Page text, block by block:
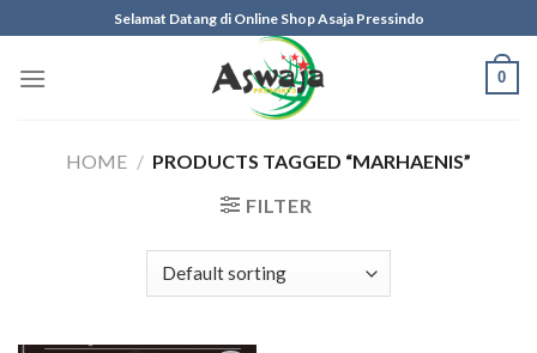
to
content
Selamat Datang di Online Shop Asaja Pressindo
0
HOME / PRODUCTS TAGGED “MARHAENIS”
FILTER